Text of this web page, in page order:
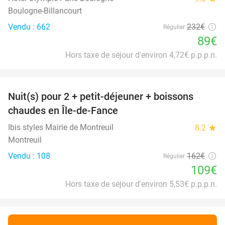
Boulogne-Billancourt
Vendu : 662
Régulier 232€
89€
Hors taxe de séjour d'environ 4,72€ p.p.p.n.
Nuit(s) pour 2 + petit-déjeuner + boissons
chaudes en Île-de-Fance
Ibis styles Mairie de Montreuil 8.2 star
Montreuil
Vendu : 108
Régulier 162€
109€
Hors taxe de séjour d'environ 5,53€ p.p.p.n.